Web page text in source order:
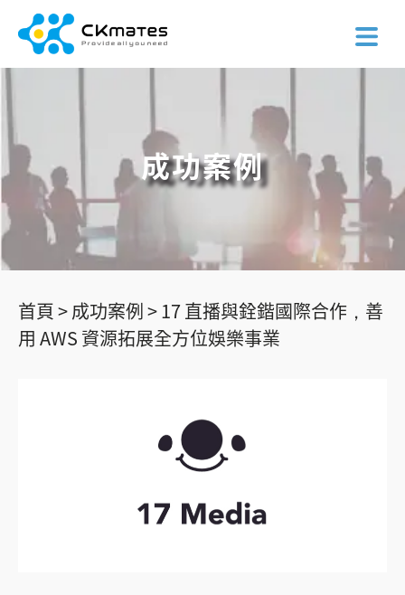
成功案例
首頁 >成功案例 >17 直播與銓鍇國際合作，善
用 AWS 資源拓展全方位娛樂事業